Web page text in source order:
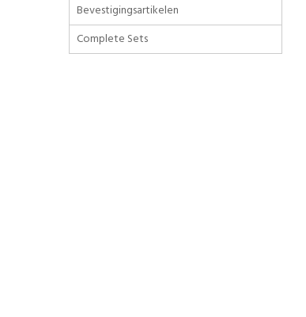
Bevestigingsartikelen
Complete Sets